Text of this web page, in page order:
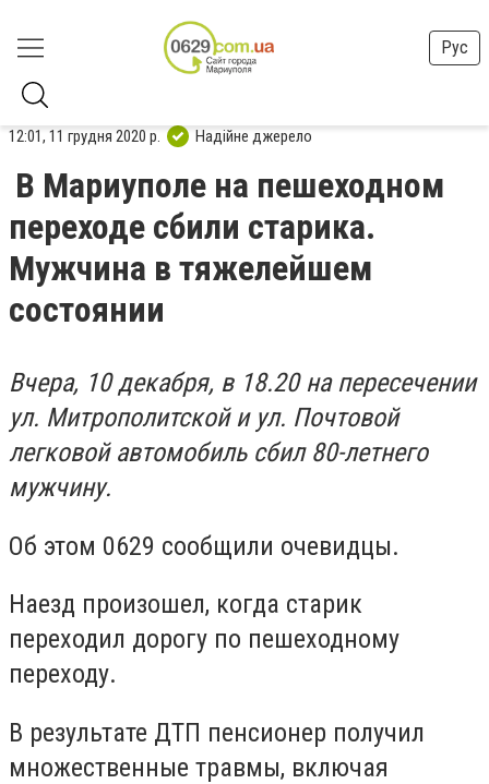
Рус
12:01, 11 грудня 2020 р. Надійне джерело
В Мариуполе на пешеходном
переходе сбили старика.
Мужчина в тяжелейшем
состоянии
Вчера, 10 декабря, в 18.20 на пересечении
ул. Митрополитской и ул. Почтовой
легковой автомобиль сбил 80-летнего
мужчину.
Об этом 0629 сообщили очевидцы.
Наезд произошел, когда старик
переходил дорогу по пешеходному
переходу.
В результате ДТП пенсионер получил
множественные травмы, включая